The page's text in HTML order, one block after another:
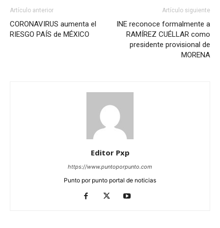
Artículo anterior
CORONAVIRUS aumenta el
RIESGO PAÍS de MÉXICO
Artículo siguiente
INE reconoce formalmente a
RAMÍREZ CUÉLLAR como
presidente provisional de
MORENA
Editor Pxp
https://www.puntoporpunto.com
Punto por punto portal de noticias